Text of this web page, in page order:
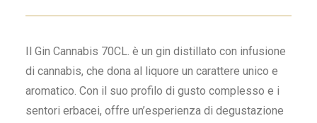
Il Gin Cannabis 70CL. è un gin distillato con infusione
di cannabis, che dona al liquore un carattere unico e
aromatico. Con il suo profilo di gusto complesso e i
sentori erbacei, offre un’esperienza di degustazione